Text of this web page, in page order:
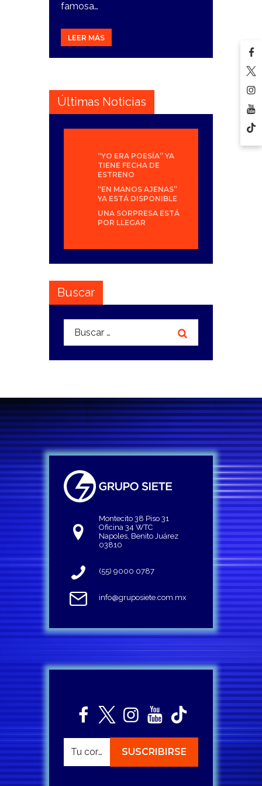
famosa…
LEER MÁS
Últimas Noticias
“YO ERA POESÍA” YA
TIENE FECHA DE
ESTRENO
“EN MANOS AJENAS”
YA ESTÁ DISPONIBLE
UNA SORPRESA ESTÁ
POR LLEGAR
Buscar
Buscar:
Montecito 38 Piso 31
Oficina 34 WTC
Napoles, Benito Juárez
03810
(55) 9000 0787
info@gruposiete.com.mx